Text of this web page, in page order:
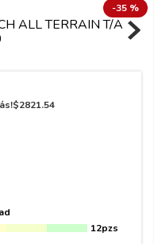
-35 %
$2821.54
12pzs